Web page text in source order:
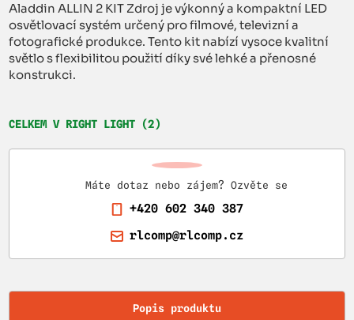
Aladdin ALLIN 2 KIT Zdroj je výkonný a kompaktní LED
osvětlovací systém určený pro filmové, televizní a
fotografické produkce. Tento kit nabízí vysoce kvalitní
světlo s flexibilitou použití díky své lehké a přenosné
konstrukci.
CELKEM V RIGHT LIGHT (2)
Máte dotaz nebo zájem? Ozvěte se
+420 602 340 387
rlcomp@rlcomp.cz
Popis produktu